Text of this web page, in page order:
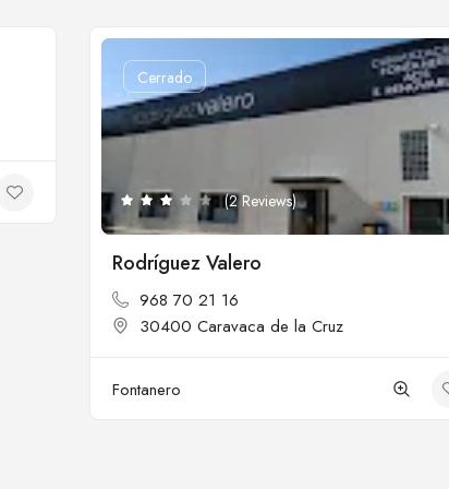
Cerrado
(2 Reviews)
Rodríguez Valero
968 70 21 16
30400 Caravaca de la Cruz
Fontanero